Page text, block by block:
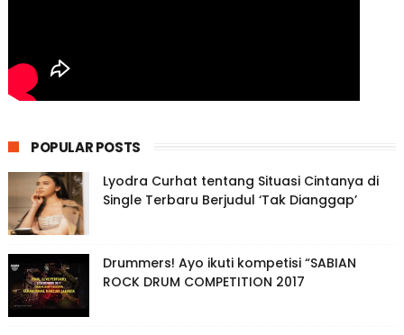
POPULAR POSTS
Lyodra Curhat tentang Situasi Cintanya di
Single Terbaru Berjudul ‘Tak Dianggap’
Drummers! Ayo ikuti kompetisi “SABIAN
ROCK DRUM COMPETITION 2017